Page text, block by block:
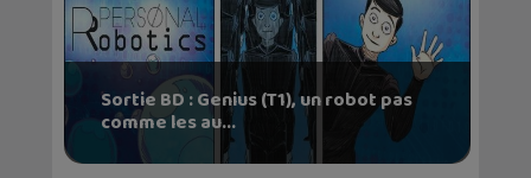
Sortie BD : Genius (T1), un robot pas
comme les au...